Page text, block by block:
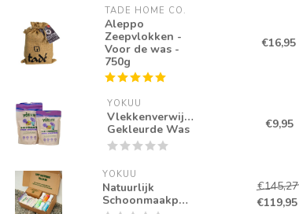
TADE HOME CO.
Aleppo
Zeepvlokken -
Voor de was -
750g
€16,95
YOKUU
Vlekkenverwijderaar
Gekleurde Was
€9,95
YOKUU
Natuurlijk
Schoonmaakpakket
€145,27
€119,95